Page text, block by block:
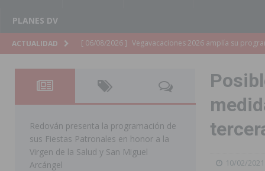
PLANES DV
ACTUALIDAD [ 06/08/2026 ] La Diputación de Alicante inyectará
Patronales 2026
SAN MIGUEL DE SALINAS
[ 06/08/2026 ] La Escuela Municipal de Música de
curso 2026-2027
MONTESINOS
[ 06/08/2026 ]
Convocado el XXVII Concurso de
10/02/2021
Redován presenta la programación de
sus Fiestas Patronales en honor a la
Virgen de la Salud y San Miguel
Arcángel